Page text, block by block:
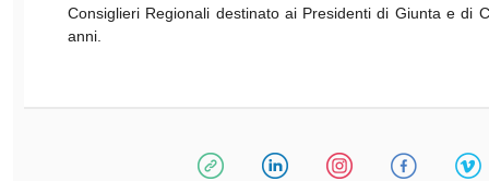
Consiglieri Regionali destinato ai Presidenti di Giunta e di
anni.